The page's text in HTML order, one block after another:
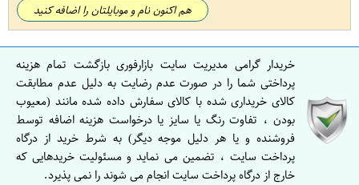
هم اکنون نام و موبایلتان را اضافه کنید
خریدار گرامی مدیریت سایت بازارفوری بازگشت تمام هزینه
پرداختی شما را در صورت عدم رضایت به دلیل عدم مطابقت
کالای خریداری شده با کالای سفارش داده شده مانند (معیوب
بودن ، تفاوت رنگ یا سایز یا درخواست هزینه اضافه توسط
فروشنده و یا هر دلیل موجه دیگر) به شرط خرید از درگاه
پرداخت سایت ، تضمین می نماید و مسئولیت خریدهایی که
خارج از درگاه پرداخت سایت انجام می شوند را نمی پذیرد.